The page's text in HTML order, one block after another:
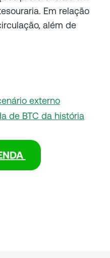
Em relação
além de
externo
de BTC da história